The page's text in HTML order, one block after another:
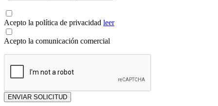
Acepto la política de privacidad leer
Acepto la comunicación comercial